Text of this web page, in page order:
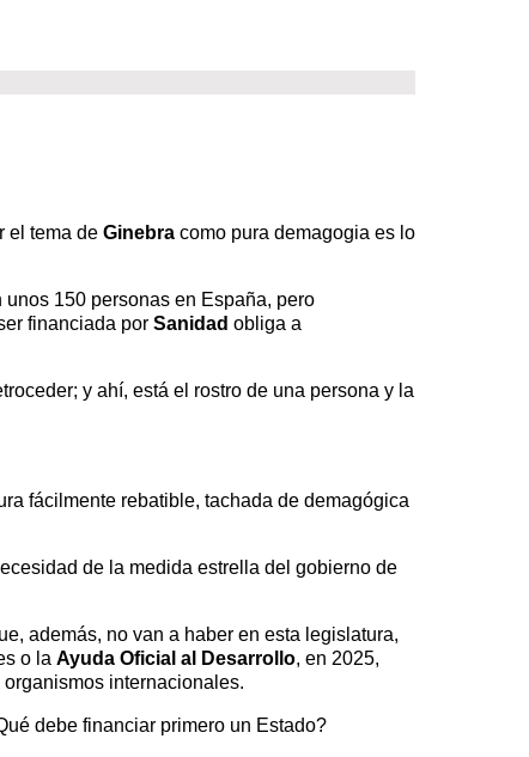
el tema de Ginebra como pura demagogia es lo
150 personas en España, pero
financiada por Sanidad obliga a
y ahí, está el rostro de una persona y la
fácilmente rebatible, tachada de demagógica
de la medida estrella del gobierno de
además, no van a haber en esta legislatura,
o la Ayuda Oficial al Desarrollo, en 2025,
internacionales.
debe financiar primero un Estado?